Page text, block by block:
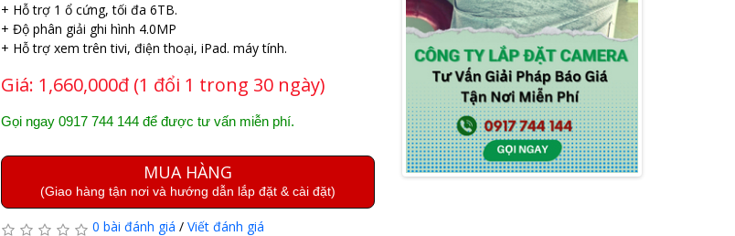
+ Hỗ trợ 1 ổ cứng, tối đa 6TB.
+ Độ phân giải ghi hình 4.0MP
+ Hỗ trợ xem trên tivi, điện thoại, iPad. máy tính.
Giá: 1,660,000đ (1 đổi 1 trong 30 ngày)
Gọi ngay 0917 744 144 để được tư vấn miễn phí.
MUA HÀNG
(Giao hàng tận nơi và hướng dẫn lắp đặt & cài đặt)
0 bài đánh giá / Viết đánh giá